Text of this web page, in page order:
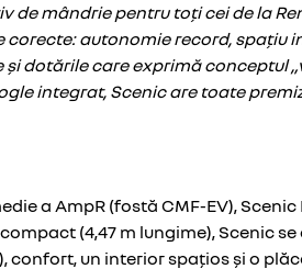
de mândrie pentru toți cei de la
autonomie record, spațiu
dotările care exprimă conceptul
integrat, Scenic are toate
a AmpR (fostă CMF-EV),
(4,47 m lungime), Scenic
confort, un interior spațios și o